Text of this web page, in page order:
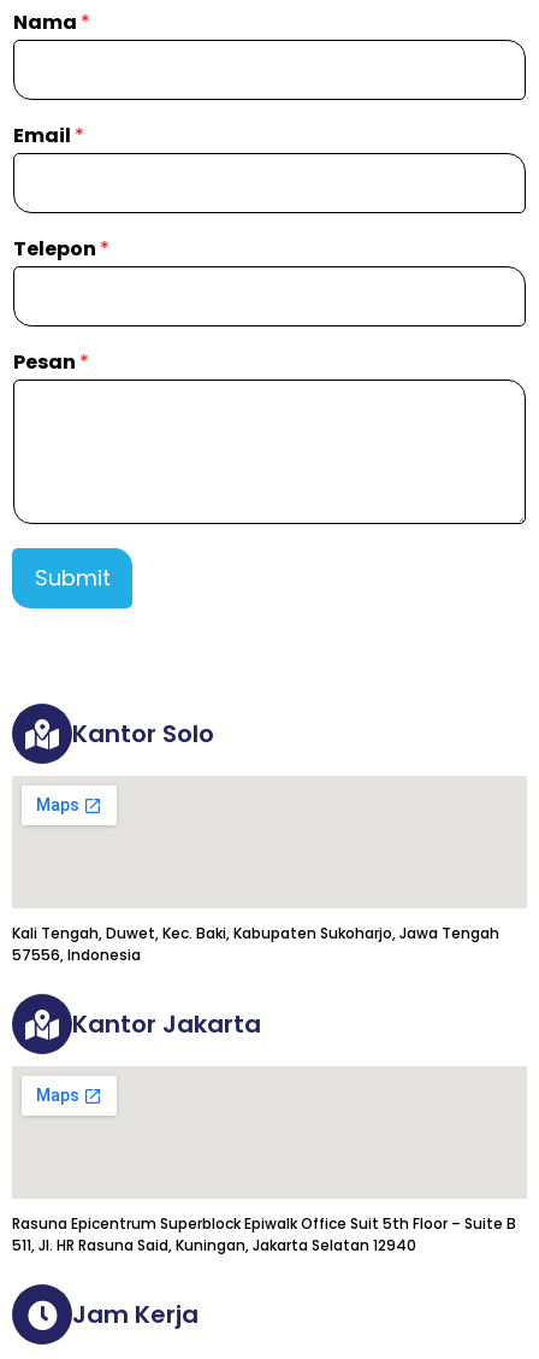
Nama *
Email *
Telepon *
Pesan *
Submit
Kantor Solo
Kali Tengah, Duwet, Kec. Baki, Kabupaten Sukoharjo, Jawa Tengah
57556, Indonesia
Kantor Jakarta
Rasuna Epicentrum Superblock Epiwalk Office Suit 5th Floor – Suite B
511, Jl. HR Rasuna Said, Kuningan, Jakarta Selatan 12940
Jam Kerja